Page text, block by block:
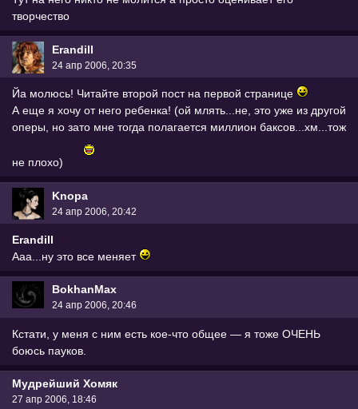
творчество
Erandill
24 апр 2006, 20:35
Йа молюсь! Читайте второй пост на первой странице
А еще я хочу от него ребенка! (ой млять...не, это уже из другой
оперы, но зато мне тогда полагается миллион баксов...хм...тож
не плохо)
Knopa
24 апр 2006, 20:42
Erandill
Ааа...ну это все меняет
BokhanMax
24 апр 2006, 20:46
Кстати, у меня с ним есть кое-что общее — я тоже ОЧЕНЬ
боюсь пауков.
Мудрейший Хомяк
27 апр 2006, 18:46